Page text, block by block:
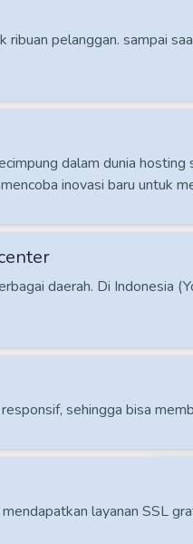
pelanggan. sampai
dalam dunia
inovasi baru untuk
daerah. Di Indonesia
sehingga bisa
layanan SSL